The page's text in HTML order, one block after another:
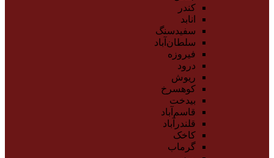
کندر
انابد
سفیدسنگ
سلطان‌آباد
فیروزه
درود
ریوش
کوهسرخ
بیدخت
قاسم‌آباد
قلندرآباد
کاخک
گرماب